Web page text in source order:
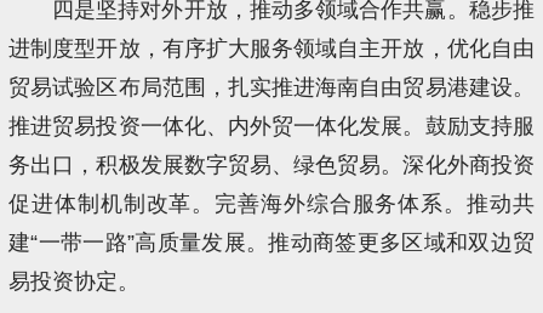
四是坚持对外开放，推动多领域合作共赢。稳步推
进制度型开放，有序扩大服务领域自主开放，优化自由
贸易试验区布局范围，扎实推进海南自由贸易港建设。
推进贸易投资一体化、内外贸一体化发展。鼓励支持服
务出口，积极发展数字贸易、绿色贸易。深化外商投资
促进体制机制改革。完善海外综合服务体系。推动共
建“一带一路”高质量发展。推动商签更多区域和双边贸
易投资协定。